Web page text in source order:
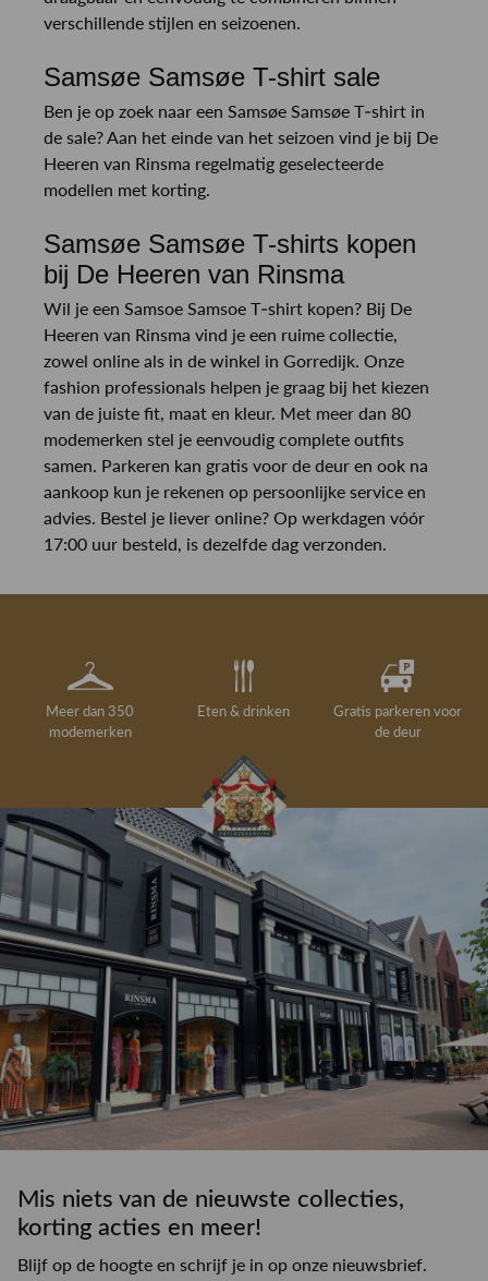
verschillende stijlen en seizoenen.
Samsøe Samsøe T-shirt sale
Ben je op zoek naar een Samsøe Samsøe T-shirt in
de sale? Aan het einde van het seizoen vind je bij De
Heeren van Rinsma regelmatig geselecteerde
modellen met korting.
Samsøe Samsøe T-shirts kopen
bij De Heeren van Rinsma
Wil je een Samsoe Samsoe T-shirt kopen? Bij De
Heeren van Rinsma vind je een ruime collectie,
zowel online als in de winkel in Gorredijk. Onze
fashion professionals helpen je graag bij het kiezen
van de juiste fit, maat en kleur. Met meer dan 80
modemerken stel je eenvoudig complete outfits
samen. Parkeren kan gratis voor de deur en ook na
aankoop kun je rekenen op persoonlijke service en
advies. Bestel je liever online? Op werkdagen vóór
17:00 uur besteld, is dezelfde dag verzonden.
Meer dan 350
modemerken
Eten & drinken
Gratis parkeren voor
de deur
drankje
Gratis retourneren in
de winkel
Deskundig
kledingadvies
Mis niets van de nieuwste collecties,
korting acties en meer!
Blijf op de hoogte en schrijf je in op onze nieuwsbrief.